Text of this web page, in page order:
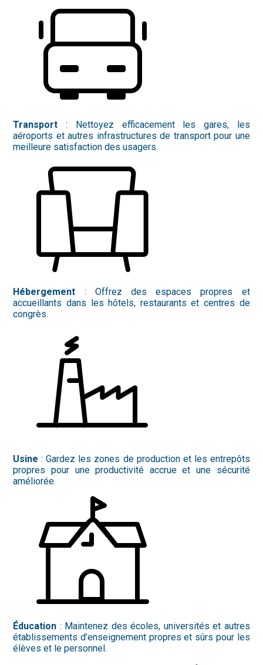
Transport : Nettoyez efficacement les gares, les
aéroports et autres infrastructures de transport pour une
meilleure satisfaction des usagers.
Hébergement : Offrez des espaces propres et
accueillants dans les hôtels, restaurants et centres de
congrès.
Usine : Gardez les zones de production et les entrepôts
propres pour une productivité accrue et une sécurité
améliorée.
Éducation : Maintenez des écoles, universités et autres
établissements d’enseignement propres et sûrs pour les
élèves et le personnel.